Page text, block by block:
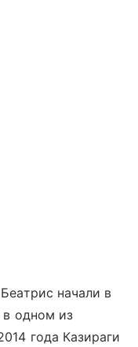
начали в
в одном из
года Казираги